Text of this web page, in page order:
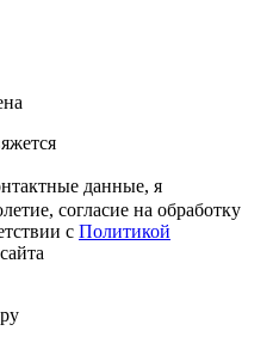
данные, я
согласие на обработку
с Политикой